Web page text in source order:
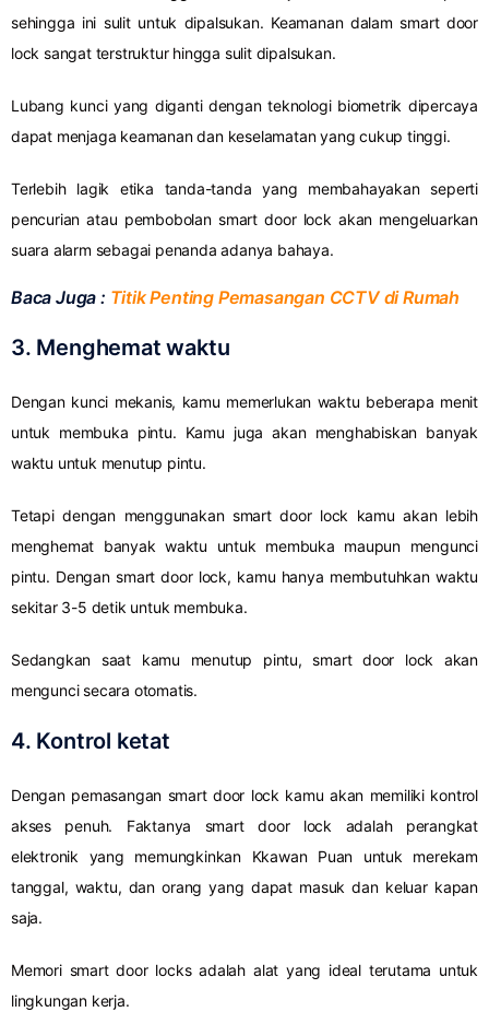
sehingga ini sulit untuk dipalsukan. Keamanan dalam smart door
lock sangat terstruktur hingga sulit dipalsukan.
Lubang kunci yang diganti dengan teknologi biometrik dipercaya
dapat menjaga keamanan dan keselamatan yang cukup tinggi.
Terlebih lagik etika tanda-tanda yang membahayakan seperti
pencurian atau pembobolan smart door lock akan mengeluarkan
suara alarm sebagai penanda adanya bahaya.
Baca Juga : Titik Penting Pemasangan CCTV di Rumah
3. Menghemat waktu
Dengan kunci mekanis, kamu memerlukan waktu beberapa menit
untuk membuka pintu. Kamu juga akan menghabiskan banyak
waktu untuk menutup pintu.
Tetapi dengan menggunakan smart door lock kamu akan lebih
menghemat banyak waktu untuk membuka maupun mengunci
pintu. Dengan smart door lock, kamu hanya membutuhkan waktu
sekitar 3-5 detik untuk membuka.
Sedangkan saat kamu menutup pintu, smart door lock akan
mengunci secara otomatis.
4. Kontrol ketat
Dengan pemasangan smart door lock kamu akan memiliki kontrol
akses penuh. Faktanya smart door lock adalah perangkat
elektronik yang memungkinkan Kkawan Puan untuk merekam
tanggal, waktu, dan orang yang dapat masuk dan keluar kapan
saja.
Memori smart door locks adalah alat yang ideal terutama untuk
lingkungan kerja.